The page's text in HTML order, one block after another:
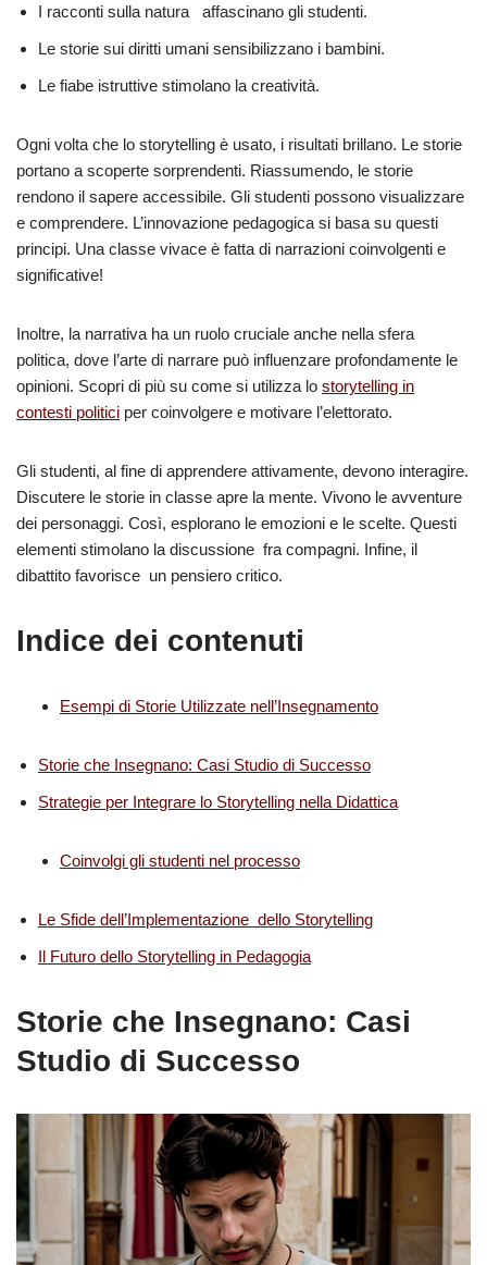
I racconti sulla natura affascinano gli studenti.
Le storie sui diritti umani sensibilizzano i bambini.
Le fiabe istruttive stimolano la creatività.
Ogni volta che lo storytelling è usato, i risultati brillano. Le storie
portano a scoperte sorprendenti. Riassumendo, le storie
rendono il sapere accessibile. Gli studenti possono visualizzare
e comprendere. L’innovazione pedagogica si basa su questi
principi. Una classe vivace è fatta di narrazioni coinvolgenti e
significative!
Inoltre, la narrativa ha un ruolo cruciale anche nella sfera
politica, dove l’arte di narrare può influenzare profondamente le
opinioni. Scopri di più su come si utilizza lo storytelling in
contesti politici per coinvolgere e motivare l’elettorato.
Gli studenti, al fine di apprendere attivamente, devono interagire.
Discutere le storie in classe apre la mente. Vivono le avventure
dei personaggi. Così, esplorano le emozioni e le scelte. Questi
elementi stimolano la discussione fra compagni. Infine, il
dibattito favorisce un pensiero critico.
Indice dei contenuti
Esempi di Storie Utilizzate nell’Insegnamento
Storie che Insegnano: Casi Studio di Successo
Strategie per Integrare lo Storytelling nella Didattica
Coinvolgi gli studenti nel processo
Le Sfide dell’Implementazione dello Storytelling
Il Futuro dello Storytelling in Pedagogia
Storie che Insegnano: Casi
Studio di Successo